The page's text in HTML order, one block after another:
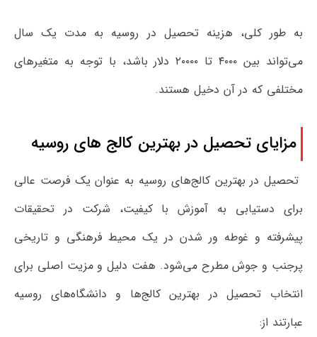
به طور کلی، هزینه تحصیل در روسیه به مدت یک سال
می‌تواند بین ۴۰۰۰ تا ۲۰۰۰۰ دلار باشد، با توجه به متغیرهای
مختلفی که در آن دخیل هستند.
مزایای تحصیل در بهترین کالج‌ های روسیه
تحصیل در بهترین کالج‌های روسیه به عنوان یک فرصت عالی
برای دستیابی به آموزش با کیفیت، شرکت در تحقیقات
پیشرفته و غوطه ور شدن در یک محیط فرهنگی و تاریخی
پرجنب و جوش مطرح می‌شود. هفت دلیل و مزیت اصلی برای
انتخاب تحصیل در بهترین کالج‌ها و دانشگاه‌های روسیه
عبارتند از: